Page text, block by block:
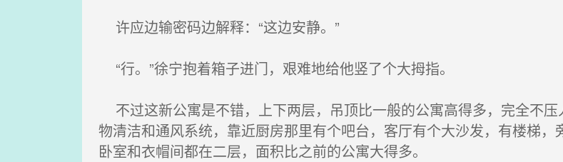
许应边输密码边解释：“这边安静。”
“行。”徐宁抱着箱子进门，艰难地给他竖了个大拇指。
不过这新公寓是不错，上下两层，吊顶比一般的公寓高得多，完全不
物清洁和通风系统，靠近厨房那里有个吧台，客厅有个大沙发，有楼梯，
卧室和衣帽间都在二层，面积比之前的公寓大得多。